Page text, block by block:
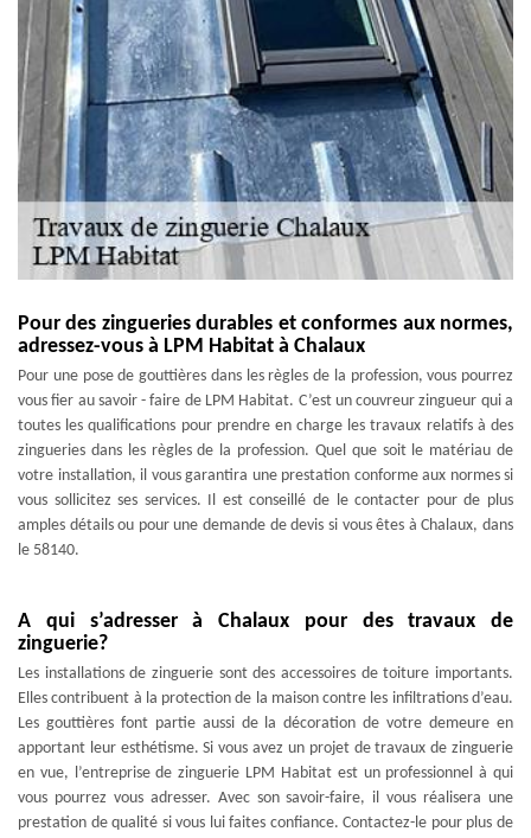
Pour des zingueries durables et conformes aux normes,
adressez-vous à LPM Habitat à Chalaux
Pour une pose de gouttières dans les règles de la profession, vous pourrez
vous fier au savoir - faire de LPM Habitat. C’est un couvreur zingueur qui a
toutes les qualifications pour prendre en charge les travaux relatifs à des
zingueries dans les règles de la profession. Quel que soit le matériau de
votre installation, il vous garantira une prestation conforme aux normes si
vous sollicitez ses services. Il est conseillé de le contacter pour de plus
amples détails ou pour une demande de devis si vous êtes à Chalaux, dans
le 58140.
A qui s’adresser à Chalaux pour des travaux de
zinguerie?
Les installations de zinguerie sont des accessoires de toiture importants.
Elles contribuent à la protection de la maison contre les infiltrations d’eau.
Les gouttières font partie aussi de la décoration de votre demeure en
apportant leur esthétisme. Si vous avez un projet de travaux de zinguerie
en vue, l’entreprise de zinguerie LPM Habitat est un professionnel à qui
vous pourrez vous adresser. Avec son savoir-faire, il vous réalisera une
prestation de qualité si vous lui faites confiance. Contactez-le pour plus de